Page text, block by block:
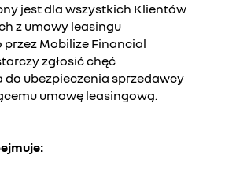
jest dla wszystkich Klientów
z umowy leasingu
Mobilize Financial
zgłosić chęć
do ubezpieczenia sprzedawcy
umowę leasingową.